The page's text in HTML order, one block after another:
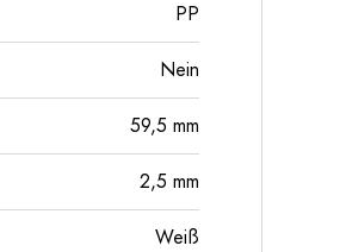
PP
Nein
59,5 mm
2,5 mm
Weiß